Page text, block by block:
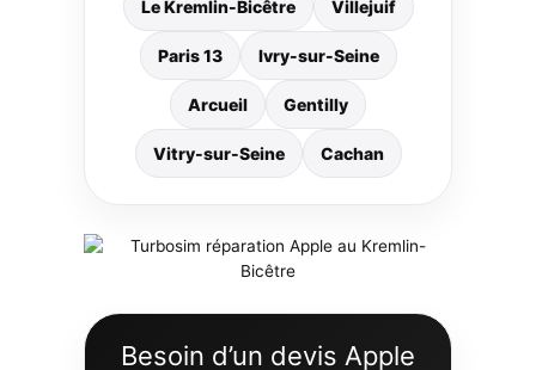
Le Kremlin-Bicêtre Villejuif
Paris 13 Ivry-sur-Seine
Arcueil Gentilly
Vitry-sur-Seine Cachan
Besoin d’un devis Apple